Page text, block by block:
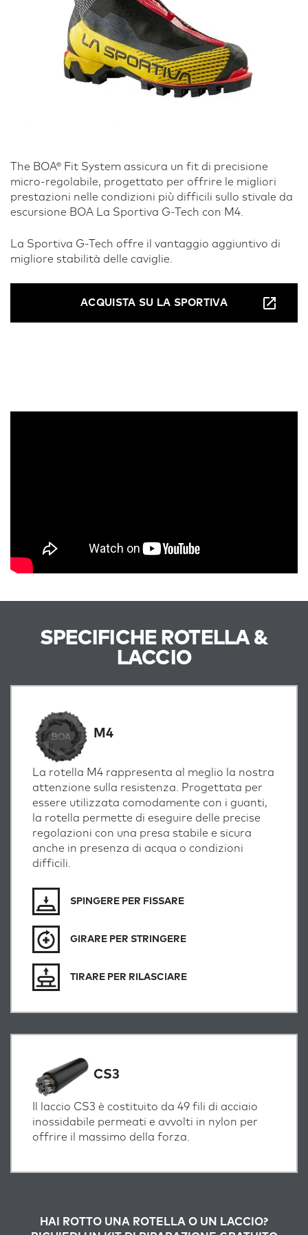
The BOA® Fit System assicura un fit di precisione
micro-regolabile, progettato per offrire le migliori
prestazioni nelle condizioni più difficili sullo stivale da
escursione BOA La Sportiva G-Tech con M4.
La Sportiva G-Tech offre il vantaggio aggiuntivo di
migliore stabilità delle caviglie.
ACQUISTA SU LA SPORTIVA
SPECIFICHE ROTELLA &
LACCIO
M4
La rotella M4 rappresenta al meglio la nostra
attenzione sulla resistenza. Progettata per
essere utilizzata comodamente con i guanti,
la rotella permette di eseguire delle precise
regolazioni con una presa stabile e sicura
anche in presenza di acqua o condizioni
difficili.
SPINGERE PER FISSARE
GIRARE PER STRINGERE
TIRARE PER RILASCIARE
CS3
Il laccio CS3 è costituito da 49 fili di acciaio
inossidabile permeati e avvolti in nylon per
offrire il massimo della forza.
HAI ROTTO UNA ROTELLA O UN LACCIO?